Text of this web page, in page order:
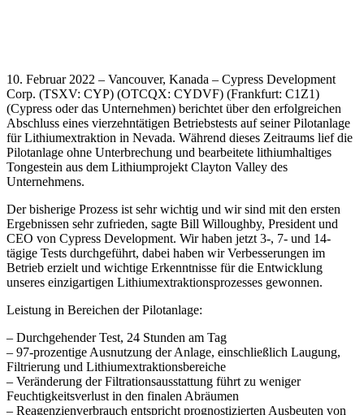
10. Februar 2022 – Vancouver, Kanada – Cypress Development
Corp. (TSXV: CYP) (OTCQX: CYDVF) (Frankfurt: C1Z1)
(Cypress oder das Unternehmen) berichtet über den erfolgreichen
Abschluss eines vierzehntätigen Betriebstests auf seiner Pilotanlage
für Lithiumextraktion in Nevada. Während dieses Zeitraums lief die
Pilotanlage ohne Unterbrechung und bearbeitete lithiumhaltiges
Tongestein aus dem Lithiumprojekt Clayton Valley des
Unternehmens.
Der bisherige Prozess ist sehr wichtig und wir sind mit den ersten
Ergebnissen sehr zufrieden, sagte Bill Willoughby, President und
CEO von Cypress Development. Wir haben jetzt 3-, 7- und 14-
tägige Tests durchgeführt, dabei haben wir Verbesserungen im
Betrieb erzielt und wichtige Erkenntnisse für die Entwicklung
unseres einzigartigen Lithiumextraktionsprozesses gewonnen.
Leistung in Bereichen der Pilotanlage:
– Durchgehender Test, 24 Stunden am Tag
– 97-prozentige Ausnutzung der Anlage, einschließlich Laugung,
Filtrierung und Lithiumextraktionsbereiche
– Veränderung der Filtrationsausstattung führt zu weniger
Feuchtigkeitsverlust in den finalen Abräumen
– Reagenzienverbrauch entspricht prognostizierten Ausbeuten von